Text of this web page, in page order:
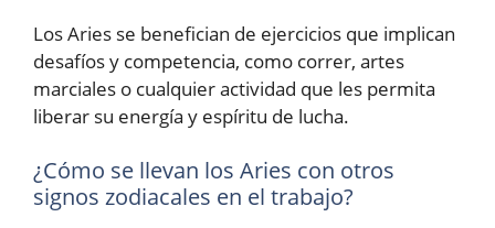
Los Aries se benefician de ejercicios que implican
desafíos y competencia, como correr, artes
marciales o cualquier actividad que les permita
liberar su energía y espíritu de lucha.
¿Cómo se llevan los Aries con otros
signos zodiacales en el trabajo?